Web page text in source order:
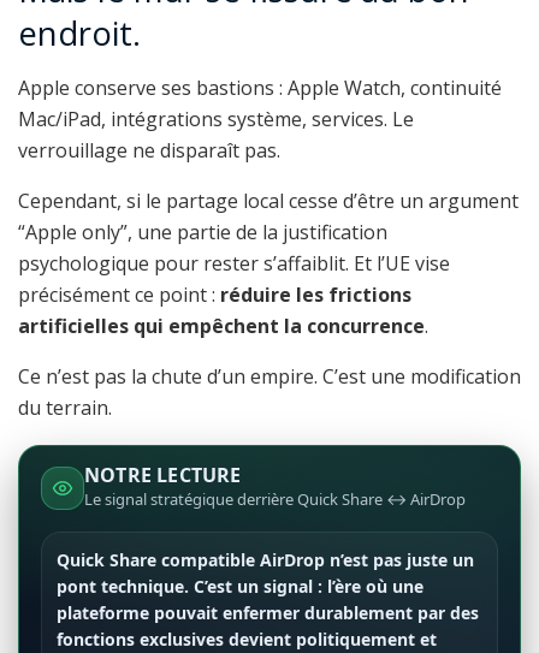
endroit.
Apple conserve ses bastions : Apple Watch, continuité
Mac/iPad, intégrations système, services. Le
verrouillage ne disparaît pas.
Cependant, si le partage local cesse d’être un argument
“Apple only”, une partie de la justification
psychologique pour rester s’affaiblit. Et l’UE vise
précisément ce point : réduire les frictions
artificielles qui empêchent la concurrence.
Ce n’est pas la chute d’un empire. C’est une modification
du terrain.
NOTRE LECTURE
Le signal stratégique derrière Quick Share ↔ AirDrop
Quick Share compatible AirDrop n’est pas juste un
pont technique. C’est un signal : l’ère où une
plateforme pouvait enfermer durablement par des
fonctions exclusives devient politiquement et